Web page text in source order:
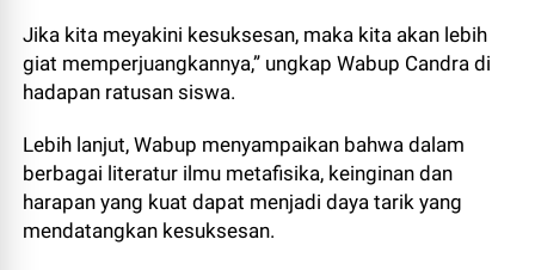
Jika kita meyakini kesuksesan, maka kita akan lebih
giat memperjuangkannya,” ungkap Wabup Candra di
hadapan ratusan siswa.
Lebih lanjut, Wabup menyampaikan bahwa dalam
berbagai literatur ilmu metafisika, keinginan dan
harapan yang kuat dapat menjadi daya tarik yang
mendatangkan kesuksesan.